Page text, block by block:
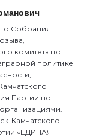
Собрания
комитета по
политике
Партии по
Камчатского
«ЕДИНАЯ